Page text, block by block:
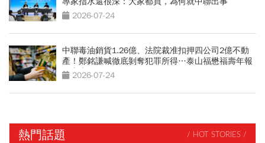
2026-07-24
中聯毒油銷貨1.26億、法院裁准扣押四公司2億不動
產！鄭銘謙喊徹底剝奪犯罪所得…泰山福懋福壽年報
一窺水多深
2026-07-24
熱門話題 / HOT STORIES /